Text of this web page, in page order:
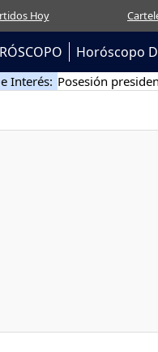
Hoy
Horóscopo
Interés: Posesión